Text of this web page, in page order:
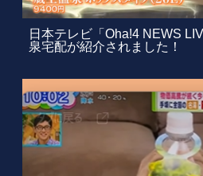
日本テレビ「Oha!4 NEWS
泉宅配が紹介されました！